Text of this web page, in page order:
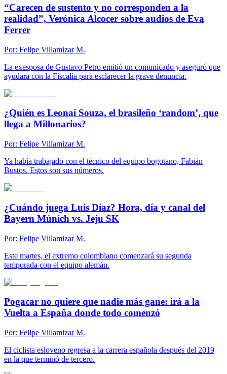
“Carecen de sustento y no corresponden a la
realidad”, Verónica Alcocer sobre audios de Eva
Ferrer
Por: Felipe Villamizar M.
La exesposa de Gustavo Petro emitió un comunicado y aseguró que
ayudara con la Fiscalía para esclarecer la grave denuncia.
¿Quién es Leonai Souza, el brasileño ‘random’, que
llega a Millonarios?
Por: Felipe Villamizar M.
Ya había trabajado con el técnico del equipo bogotano, Fabián
Bustos. Estos son sus números.
¿Cuándo juega Luis Díaz? Hora, día y canal del
Bayern Múnich vs. Jeju SK
Por: Felipe Villamizar M.
Este martes, el extremo colombiano comenzará su segunda
temporada con el equipo alemán.
Pogacar no quiere que nadie más gane: irá a la
Vuelta a España donde todo comenzó
Por: Felipe Villamizar M.
El ciclista esloveno regresa a la carrera española después del 2019
en la que terminó de tercero.